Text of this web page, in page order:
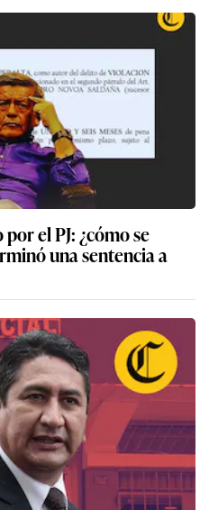
el PJ: ¿cómo se
una sentencia a